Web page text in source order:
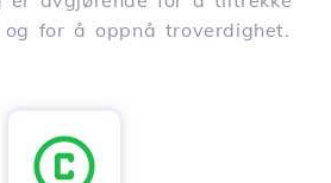
og for å oppnå troverdighet.